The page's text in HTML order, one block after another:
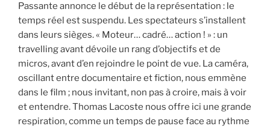
Passante annonce le début de la représentation : le
temps réel est suspendu. Les spectateurs s’installent
dans leurs sièges. « Moteur… cadré… action ! » : un
travelling avant dévoile un rang d’objectifs et de
micros, avant d’en rejoindre le point de vue. La caméra,
oscillant entre documentaire et fiction, nous emmène
dans le film ; nous invitant, non pas à croire, mais à voir
et entendre. Thomas Lacoste nous offre ici une grande
respiration, comme un temps de pause face au rythme